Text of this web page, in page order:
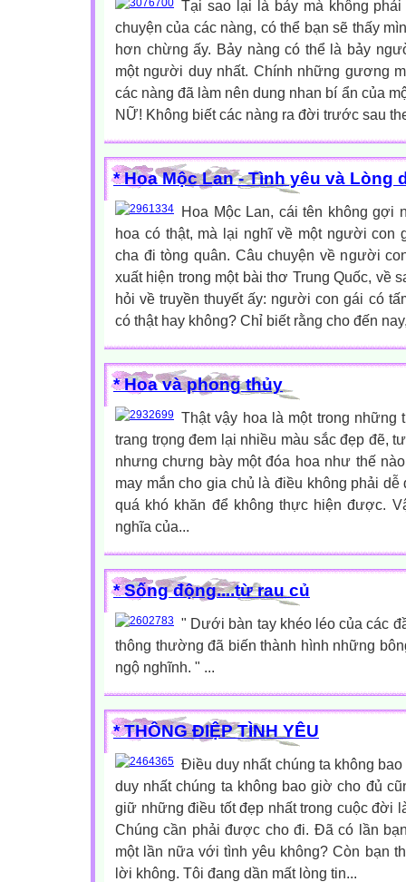
Tại sao lại là bảy mà không
chuyện của các nàng, có thể bạn sẽ thấy
hơn chừng ấy. Bảy nàng có thể là bảy
một người duy nhất. Chính những gương
các nàng đã làm nên dung nhan bí ẩn của
NỮ! Không biết các nàng ra đời trước sau
* Hoa Mộc Lan - Tình yêu và Lòng
Hoa Mộc Lan, cái tên không gợi
hoa có thật, mà lại nghĩ về một người con
cha đi tòng quân. Câu chuyện về người
xuất hiện trong một bài thơ Trung Quốc, về
hỏi về truyền thuyết ấy: người con gái có
có thật hay không? Chỉ biết rằng cho đến
* Hoa và phong thủy
Thật vậy hoa là một trong
trang trọng đem lại nhiều màu sắc đẹp đẽ,
nhưng chưng bày một đóa hoa như thế
may mắn cho gia chủ là điều không phải
quá khó khăn để không thực hiện được.
nghĩa của...
* Sống động....từ rau củ
" Dưới bàn tay khéo léo của các
thông thường đã biến thành hình những
ngộ nghĩnh. " ...
* THÔNG ĐIỆP TÌNH YÊU
Điều duy nhất chúng ta không
duy nhất chúng ta không bao giờ cho đủ
giữ những điều tốt đẹp nhất trong cuộc đời
Chúng cần phải được cho đi. Đã có lần
một lần nữa với tình yêu không? Còn bạn
lời không. Tôi đang dần mất lòng tin...